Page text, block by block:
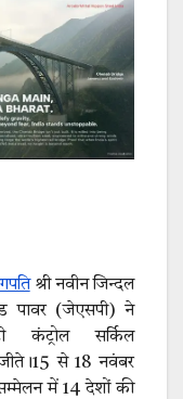
श्री नवीन जिन्दल
पावर (जेएसपी) ने
कंट्रोल सर्किल
से 18 नवंबर
में 14 देशों की